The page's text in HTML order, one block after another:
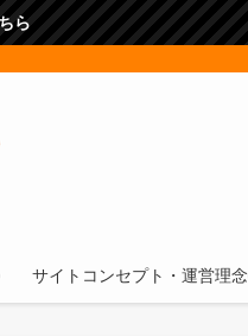
ら
サイトコンセプト・運営理念